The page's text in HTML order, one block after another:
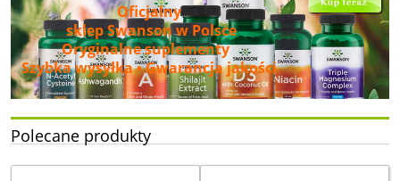
Oficjalny
sklep Swanson w Polsce
Oryginalne suplementy
Szybka wysyłka • Gwarancja jakości
Polecane produkty